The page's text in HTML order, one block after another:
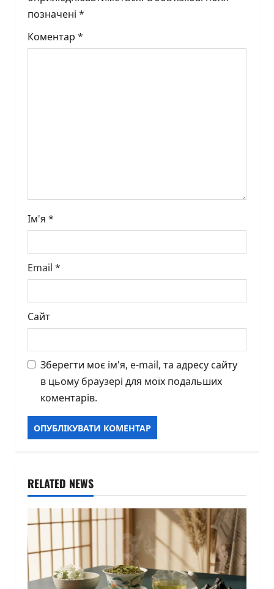
i
g
позначені *
Коментар *
Ім'я *
Email *
Сайт
Зберегти моє ім'я, e-mail, та адресу сайту
в цьому браузері для моїх подальших
коментарів.
RELATED NEWS